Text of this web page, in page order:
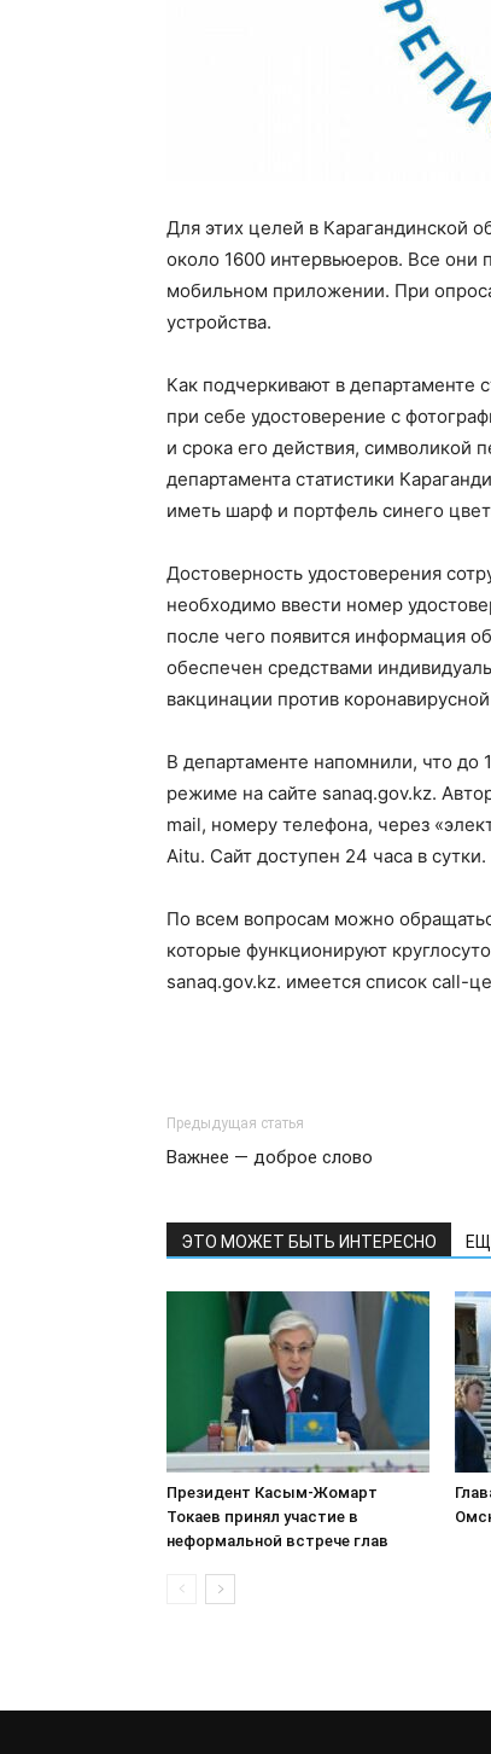
Для этих целей в Карагандинской
около 1600 интервьюеров. Все
мобильном приложении. При
устройства.
Как подчеркивают в департаменте
при себе удостоверение с
и срока его действия, символикой
департамента статистики
иметь шарф и портфель синего
Достоверность удостоверения
необходимо ввести номер
после чего появится информация
обеспечен средствами
вакцинации против
В департаменте напомнили, что до
режиме на сайте sanaq.gov.kz.
mail, номеру телефона, через
Aitu. Сайт доступен 24 часа в сутки.
По всем вопросам можно
которые функционируют
sanaq.gov.kz. имеется список call-
Предыдущая статья
Важнее — доброе слово
ЭТО МОЖЕТ БЫТЬ ИНТЕРЕСНО
Президент Касым-Жомарт
Токаев принял участие в
неформальной встрече глав
Азербайджана